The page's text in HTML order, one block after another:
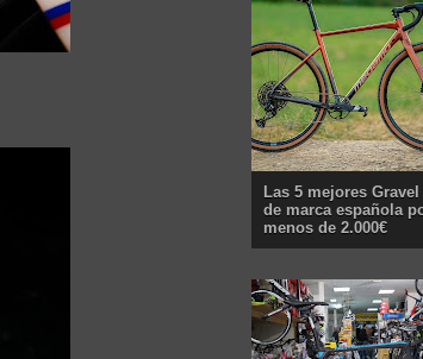
Las 5 mejores Gravel
de marca española
menos de 2.000€